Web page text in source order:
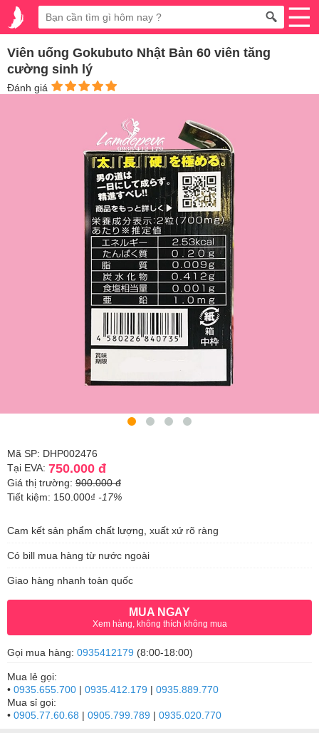
Viên uống Gokubuto Nhật Bản 60 viên tăng
cường sinh lý
Đánh giá
Mã SP: DHP002476
Tại EVA: 750.000 đ
Giá thị trường: 900.000 đ
Tiết kiệm: 150.000₫ -17%
Cam kết sản phẩm chất lượng, xuất xứ rõ ràng
Có bill mua hàng từ nước ngoài
Giao hàng nhanh toàn quốc
MUA NGAY
Xem hàng, không thích không mua
Gọi mua hàng: 0935412179 (8:00-18:00)
Mua lẻ gọi:
• 0935.655.700 | 0935.412.179 | 0935.889.770
Mua sỉ gọi:
• 0905.77.60.68 | 0905.799.789 | 0935.020.770